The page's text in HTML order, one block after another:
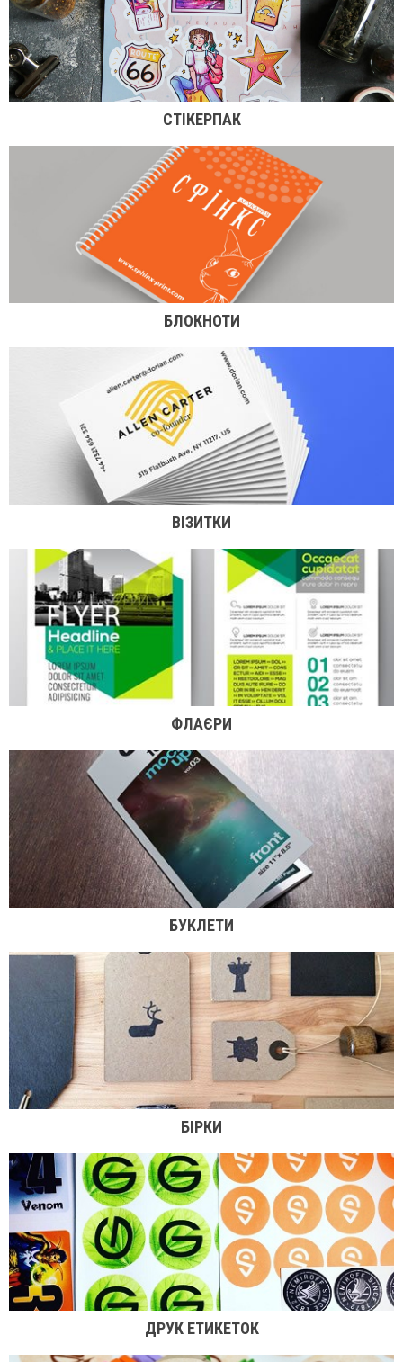
СТІКЕРПАК
БЛОКНОТИ
ВІЗИТКИ
ФЛАЄРИ
БУКЛЕТИ
БІРКИ
ДРУК ЕТИКЕТОК